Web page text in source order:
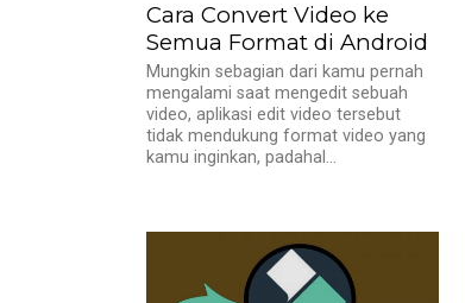
Cara Convert Video ke
Semua Format di Android
Mungkin sebagian dari kamu pernah
mengalami saat mengedit sebuah
video, aplikasi edit video tersebut
tidak mendukung format video yang
kamu inginkan, padahal...